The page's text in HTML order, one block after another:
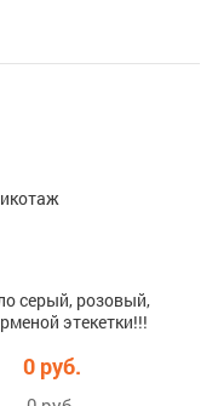
серый, розовый,
этекетки!!!
0 руб.